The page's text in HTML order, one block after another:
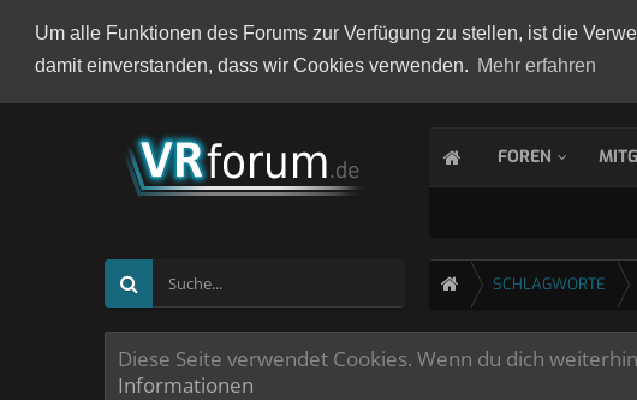
Um alle Funktionen des Forums zur Verfügung zu stellen, ist die
damit einverstanden, dass wir Cookies verwenden. Mehr erfahren
FOREN
SCHLAGWORTE
Diese Seite verwendet Cookies. Wenn du dich
Informationen